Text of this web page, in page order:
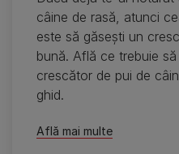
câine de rasă, atunci
este să găseşti un
bună. Află ce trebuie
crescător de pui de
ghid.
Află mai multe